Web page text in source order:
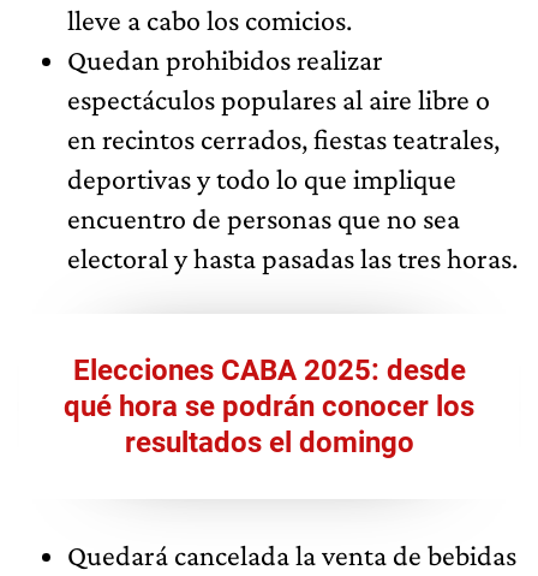
lleve a cabo los comicios.
Quedan prohibidos realizar
espectáculos populares al aire libre o
en recintos cerrados, fiestas teatrales,
deportivas y todo lo que implique
encuentro de personas que no sea
electoral y hasta pasadas las tres horas.
Elecciones CABA 2025: desde
qué hora se podrán conocer los
resultados el domingo
Quedará cancelada la venta de bebidas